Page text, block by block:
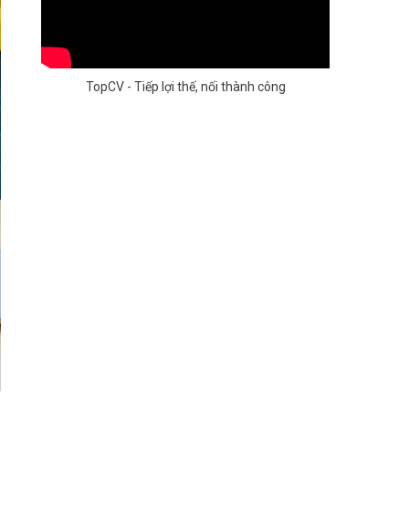
TopCV - Tiếp lợi thế, nối thành công